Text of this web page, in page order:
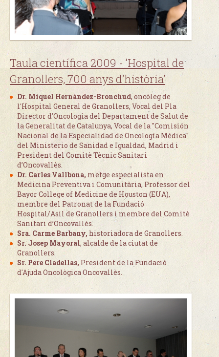
Taula científica 2009 - ‘Hospital de
Granollers, 700 anys d’història’
Dr. Miquel Hernández-Bronchud, oncòleg de
l'Hospital General de Granollers, Vocal del Pla
Director d'Oncologia del Departament de Salut de
la Generalitat de Catalunya, Vocal de la "Comisión
Nacional de la Especialidad de Oncología Médica"
del Ministerio de Sanidad e Igualdad, Madrid i
President del Comitè Tècnic Sanitari
d’Oncovallès.
Dr. Carles Vallbona, metge especialista en
Medicina Preventiva i Comunitària, Professor del
Bayor College of Medicine de Houston (EUA),
membre del Patronat de la Fundació
Hospital/Asil de Granollers i membre del Comitè
Sanitari d’Oncovallès.
Sra. Carme Barbany, historiadora de Granollers.
Sr. Josep Mayoral, alcalde de la ciutat de
Granollers.
Sr. Pere Cladellas, President de la Fundació
d'Ajuda Oncològica Oncovallès.